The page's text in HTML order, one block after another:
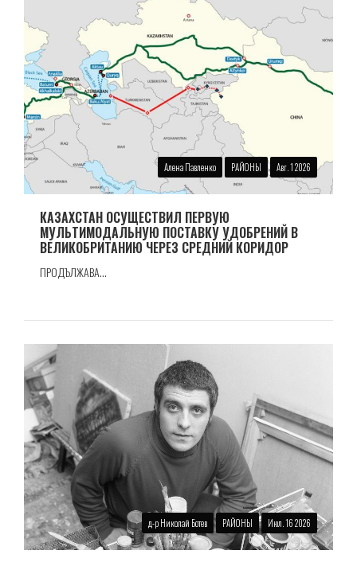
Алена Павленко РАЙОНЫ Авг. 1 2026
КАЗАХСТАН ОСУЩЕСТВИЛ ПЕРВУЮ
МУЛЬТИМОДАЛЬНУЮ ПОСТАВКУ УДОБРЕНИЙ В
ВЕЛИКОБРИТАНИЮ ЧЕРЕЗ СРЕДНИЙ КОРИДОР
ПРОДЪЛЖАВА...
д-р Николай Ботев РАЙОНЫ Июл. 16 2026